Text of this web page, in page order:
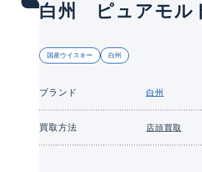
白州 ピュアモル
国産ウイスキー 白州
ブランド 白州
買取方法 店頭買取